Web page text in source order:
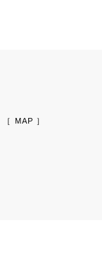
［ MAP ］